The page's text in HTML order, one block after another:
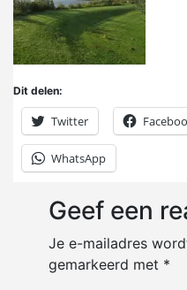
Dit delen:
Twitter
WhatsApp
Geef een
Je e-mailadres
gemarkeerd met *